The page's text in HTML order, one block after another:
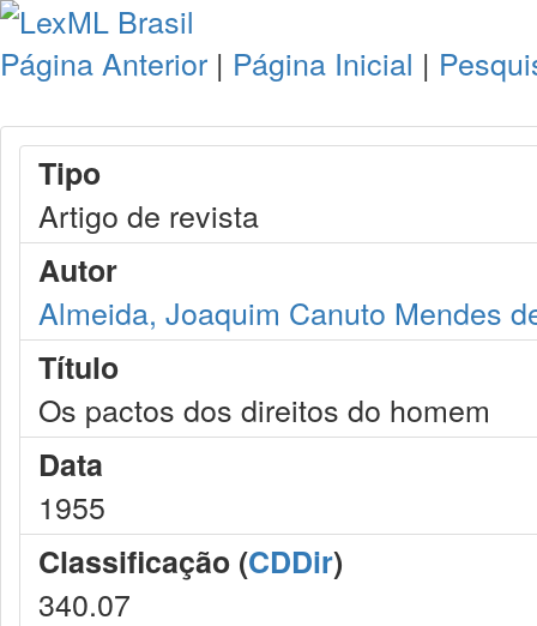
Página Anterior | Página Inicial |
Tipo
Artigo de revista
Autor
Almeida, Joaquim Canuto Mendes
Título
Os pactos dos direitos do homem
Data
1955
Classificação (CDDir)
340.07